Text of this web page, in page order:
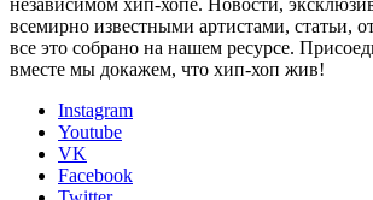
независимом хип-хопе. Новости,
всемирно известными артистами, статьи,
все это собрано на нашем ресурсе.
вместе мы докажем, что хип-хоп жив!
Instagram
Youtube
VK
Facebook